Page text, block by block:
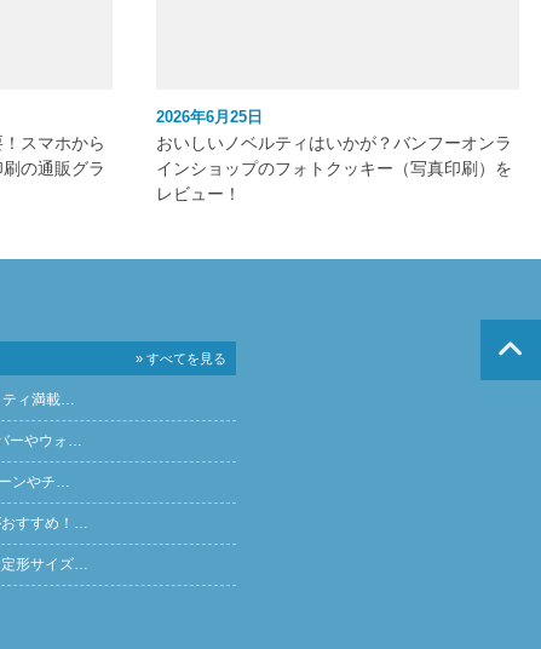
スマホから
の通販グラ
2026年6月25日
おいしいノベルティはいかが？バンフーオンラ
インショップのフォトクッキー（写真印刷）を
レビュー！
» すべてを見る
ティ満載…
ーやウォ…
ンやチ…
おすすめ！…
定形サイズ…